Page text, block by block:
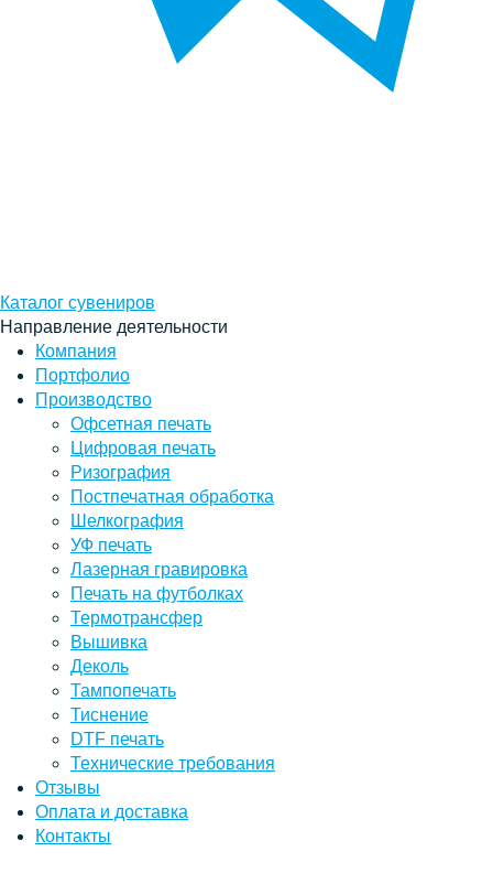
Каталог сувениров
Направление деятельности
Компания
Портфолио
Производство
Офсетная печать
Цифровая печать
Ризография
Постпечатная обработка
Шелкография
УФ печать
Лазерная гравировка
Печать на футболках
Термотрансфер
Вышивка
Деколь
Тампопечать
Тиснение
DTF печать
Технические требования
Отзывы
Оплата и доставка
Контакты